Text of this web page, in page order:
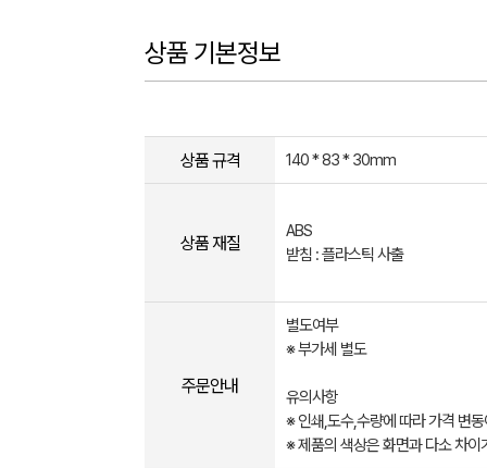
상품 기본정보
상품 규격 140 * 83 * 30mm
상품 재질
ABS
받침 : 플라스틱 사출
주문안내
별도여부
※ 부가세 별도​​​
유의사항
※ 인쇄,도수,수량에 따라 가격 변
※ 제품의 색상은 화면과 다소 차이